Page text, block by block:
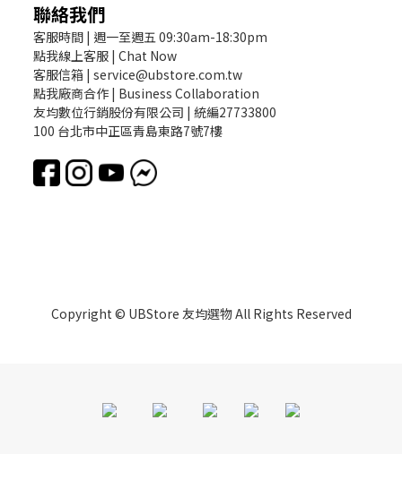
聯絡我們
客服時間 | 週一至週五 09:30am-18:30pm
點我線上客服 | Chat Now
客服信箱 | service@ubstore.com.tw
點我廠商合作 | Business Collaboration
友均數位行銷股份有限公司 | 統編27733800
100 台北市中正區青島東路7號7樓
Copyright © UBStore 友均選物 All Rights Reserved